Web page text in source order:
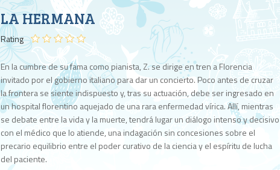
LA HERMANA
Rating
En la cumbre de su fama como pianista, Z. se dirige en tren a Florencia
invitado por el gobierno italiano para dar un concierto. Poco antes de cruzar
la frontera se siente indispuesto y, tras su actuación, debe ser ingresado en
un hospital florentino aquejado de una rara enfermedad vírica. Allí, mientras
se debate entre la vida y la muerte, tendrá lugar un diálogo intenso y decisivo
con el médico que lo atiende, una indagación sin concesiones sobre el
precario equilibrio entre el poder curativo de la ciencia y el espíritu de lucha
del paciente.